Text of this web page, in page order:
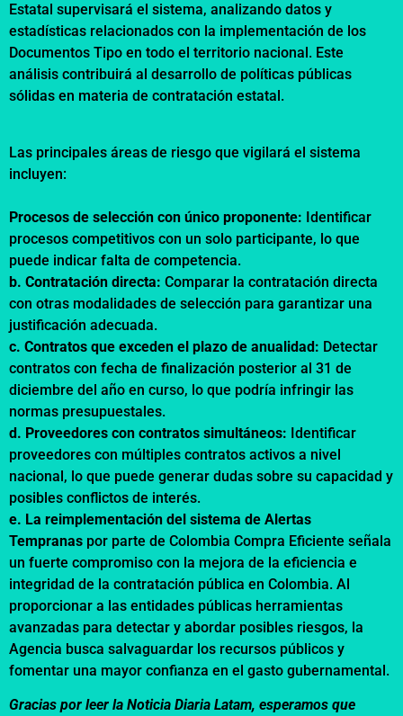
Estatal supervisará el sistema, analizando datos y
estadísticas relacionados con la implementación de los
Documentos Tipo en todo el territorio nacional. Este
análisis contribuirá al desarrollo de políticas públicas
sólidas en materia de contratación estatal.
Las principales áreas de riesgo que vigilará el sistema
incluyen:
Procesos de selección con único proponente: Identificar
procesos competitivos con un solo participante, lo que
puede indicar falta de competencia.
b. Contratación directa: Comparar la contratación directa
con otras modalidades de selección para garantizar una
justificación adecuada.
c. Contratos que exceden el plazo de anualidad: Detectar
contratos con fecha de finalización posterior al 31 de
diciembre del año en curso, lo que podría infringir las
normas presupuestales.
d. Proveedores con contratos simultáneos: Identificar
proveedores con múltiples contratos activos a nivel
nacional, lo que puede generar dudas sobre su capacidad y
posibles conflictos de interés.
e. La reimplementación del sistema de Alertas
Tempranas por parte de Colombia Compra Eficiente señala
un fuerte compromiso con la mejora de la eficiencia e
integridad de la contratación pública en Colombia. Al
proporcionar a las entidades públicas herramientas
avanzadas para detectar y abordar posibles riesgos, la
Agencia busca salvaguardar los recursos públicos y
fomentar una mayor confianza en el gasto gubernamental.
Gracias por leer la Noticia Diaria Latam, esperamos que